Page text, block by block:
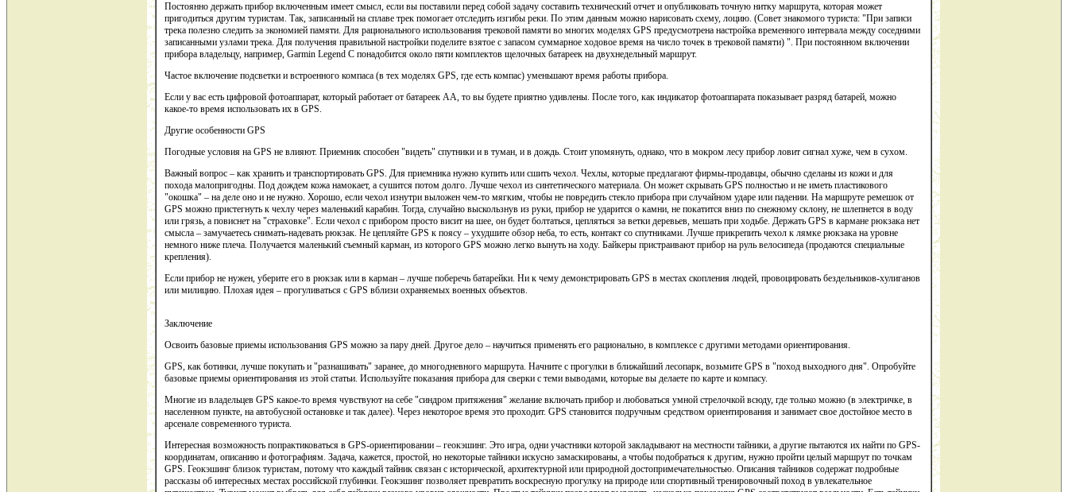
Постоянно держать прибор включенным имеет смысл, если вы поставили перед собой задачу составить технический отчет и опубликовать точную нитку маршрута, которая может
пригодиться другим туристам. Так, записанный на сплаве трек помогает отследить изгибы реки. По этим данным можно нарисовать схему, лоцию. (Совет знакомого туриста: "При записи
трека полезно следить за экономией памяти. Для рационального использования трековой памяти во многих моделях GPS предусмотрена настройка временного интервала между соседними
записанными узлами трека. Для получения правильной настройки поделите взятое с запасом суммарное ходовое время на число точек в трековой памяти) ". При постоянном включении
прибора владельцу, например, Garmin Legend C понадобится около пяти комплектов щелочных батареек на двухнедельный маршрут.
Частое включение подсветки и встроенного компаса (в тех моделях GPS, где есть компас) уменьшают время работы прибора.
Если у вас есть цифровой фотоаппарат, который работает от батареек AA, то вы будете приятно удивлены. После того, как индикатор фотоаппарата показывает разряд батарей, можно
какое-то время использовать их в GPS.
Другие особенности GPS
Погодные условия на GPS не влияют. Приемник способен "видеть" спутники и в туман, и в дождь. Стоит упомянуть, однако, что в мокром лесу прибор ловит сигнал хуже, чем в сухом.
Важный вопрос – как хранить и транспортировать GPS. Для приемника нужно купить или сшить чехол. Чехлы, которые предлагают фирмы-продавцы, обычно сделаны из кожи и для
похода малопригодны. Под дождем кожа намокает, а сушится потом долго. Лучше чехол из синтетического материала. Он может скрывать GPS полностью и не иметь пластикового
"окошка" – на деле оно и не нужно. Хорошо, если чехол изнутри выложен чем-то мягким, чтобы не повредить стекло прибора при случайном ударе или падении. На маршруте ремешок от
GPS можно пристегнуть к чехлу через маленький карабин. Тогда, случайно выскользнув из руки, прибор не ударится о камни, не покатится вниз по снежному склону, не шлепнется в воду
или грязь, а повиснет на "страховке". Если чехол с прибором просто висит на шее, он будет болтаться, цепляться за ветки деревьев, мешать при ходьбе. Держать GPS в кармане рюкзака нет
смысла – замучаетесь снимать-надевать рюкзак. Не цепляйте GPS к поясу – ухудшите обзор неба, то есть, контакт со спутниками. Лучше прикрепить чехол к лямке рюкзака на уровне
немного ниже плеча. Получается маленький съемный карман, из которого GPS можно легко вынуть на ходу. Байкеры пристраивают прибор на руль велосипеда (продаются специальные
крепления).
Если прибор не нужен, уберите его в рюкзак или в карман – лучше поберечь батарейки. Ни к чему демонстрировать GPS в местах скопления людей, провоцировать бездельников-хулиганов
или милицию. Плохая идея – прогуливаться с GPS вблизи охраняемых военных объектов.
Заключение
Освоить базовые приемы использования GPS можно за пару дней. Другое дело – научиться применять его рационально, в комплексе с другими методами ориентирования.
GPS, как ботинки, лучше покупать и "разнашивать" заранее, до многодневного маршрута. Начните с прогулки в ближайший лесопарк, возьмите GPS в "поход выходного дня". Опробуйте
базовые приемы ориентирования из этой статьи. Используйте показания прибора для сверки с теми выводами, которые вы делаете по карте и компасу.
Многие из владельцев GPS какое-то время чувствуют на себе "синдром притяжения" желание включать прибор и любоваться умной стрелочкой всюду, где только можно (в электричке, в
населенном пункте, на автобусной остановке и так далее). Через некоторое время это проходит. GPS становится подручным средством ориентирования и занимает свое достойное место в
арсенале современного туриста.
Интересная возможность попрактиковаться в GPS-ориентировании – геокэшинг. Это игра, одни участники которой закладывают на местности тайники, а другие пытаются их найти по GPS-
координатам, описанию и фотографиям. Задача, кажется, простой, но некоторые тайники искусно замаскированы, а чтобы подобраться к другим, нужно пройти целый маршрут по точкам
GPS. Геокэшинг близок туристам, потому что каждый тайник связан с исторической, архитектурной или природной достопримечательностью. Описания тайников содержат подробные
рассказы об интересных местах российской глубинки. Геокэшинг позволяет превратить воскресную прогулку на природе или спортивный тренировочный поход в увлекательное